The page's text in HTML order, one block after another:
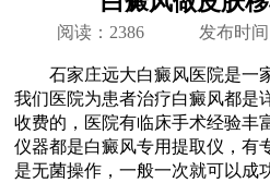
阅读： 2386 发布时间
石家庄远大白癜风医院是一家
我们医院为患者治疗白癜风都是
收费的，医院有临床手术经验丰
仪器都是白癜风专用提取仪，有
是无菌操作，一般一次就可以成